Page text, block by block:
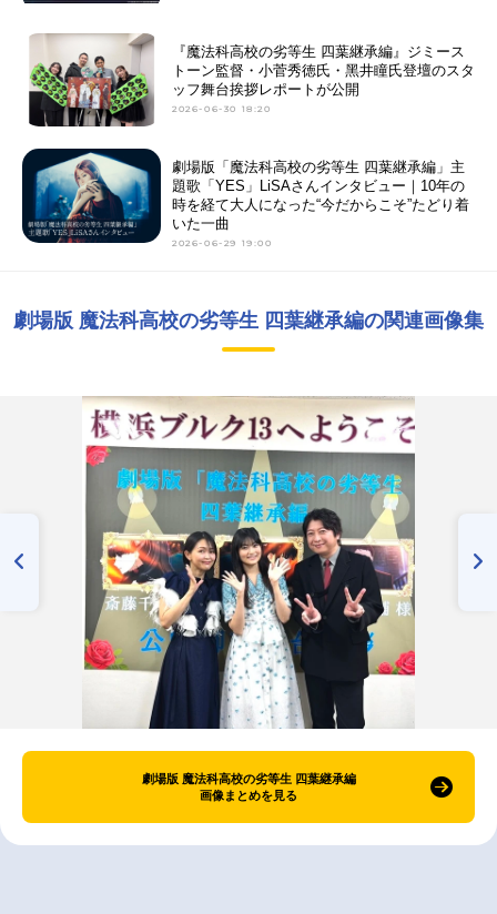
『魔法科⾼校の劣等⽣ 四葉継承編』ジミース
トーン監督・⼩菅秀徳氏・⿊井瞳氏登壇のスタ
ッフ舞台挨拶レポートが公開
2026-06-30 18:20
劇場版「魔法科高校の劣等生 四葉継承編」主
題歌「YES」LiSAさんインタビュー｜10年の
時を経て大人になった“今だからこそ”たどり着
いた一曲
2026-06-29 19:00
劇場版 魔法科高校の劣等生 四葉継承編の関連画像集
劇場版 魔法科高校の劣等生 四葉継承編
画像まとめを見る